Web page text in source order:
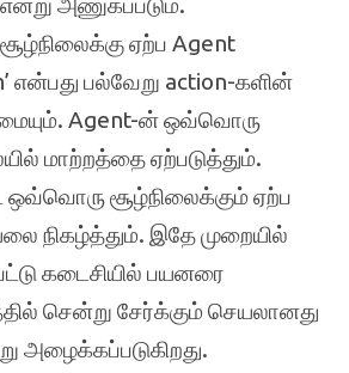
ஏற்ப Agent
என்பது பல்வேறு action-களின்
Agent-ன் ஒவ்வொரு
மாற்றத்தை ஏற்படுத்தும்.
ஒவ்வொரு சூழ்நிலைக்கும் ஏற்ப
நிகழ்த்தும். இதே முறையில்
கடைசியில் பயனரை
சென்று சேர்க்கும் செயலானது
அழைக்கப்படுகிறது.